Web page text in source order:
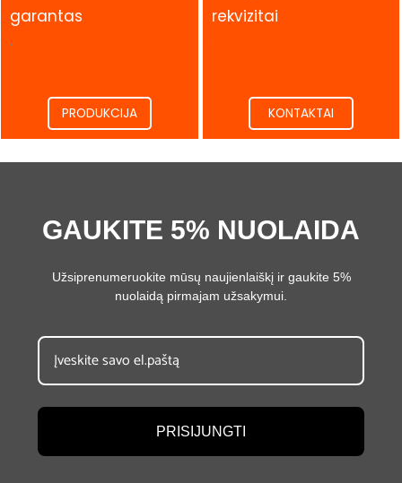
garantas
.
PRODUKCIJA
rekvizitai
.
KONTAKTAI
GAUKITE 5% NUOLAIDA
Užsiprenumeruokite mūsų naujienlaiškį ir gaukite 5%
nuolaidą pirmajam užsakymui.
PRISIJUNGTI